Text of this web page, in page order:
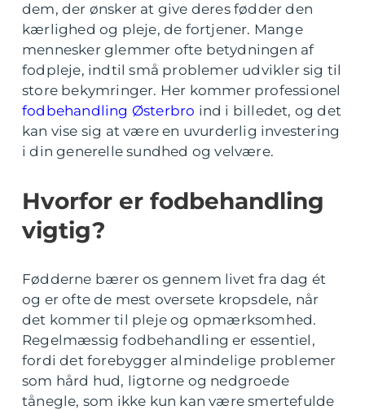
dem, der ønsker at give deres fødder den
kærlighed og pleje, de fortjener. Mange
mennesker glemmer ofte betydningen af
fodpleje, indtil små problemer udvikler sig til
store bekymringer. Her kommer professionel
fodbehandling Østerbro ind i billedet, og det
kan vise sig at være en uvurderlig investering
i din generelle sundhed og velvære.
Hvorfor er fodbehandling
vigtig?
Fødderne bærer os gennem livet fra dag ét
og er ofte de mest oversete kropsdele, når
det kommer til pleje og opmærksomhed.
Regelmæssig fodbehandling er essentiel,
fordi det forebygger almindelige problemer
som hård hud, ligtorne og nedgroede
tånegle, som ikke kun kan være smertefulde